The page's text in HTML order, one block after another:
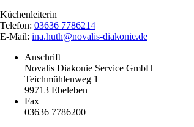
Küchenleiterin
Telefon: 03636 7786214
E-Mail: ina.huth@novalis-diakonie.de
Anschrift
Novalis Diakonie Service GmbH
Teichmühlenweg 1
99713 Ebeleben
Fax
03636 7786200